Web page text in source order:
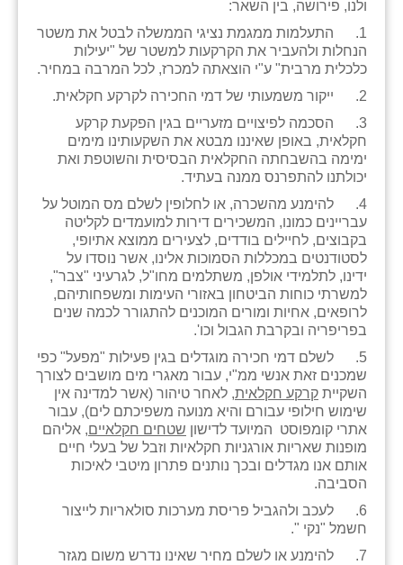
ולנו, פירושה, בין השאר:
1. התעלמות ממגמת נציגי הממשלה לבטל את משטר
הנחלות ולהעביר את הקרקעות למשטר של "יעילות
כלכלית מרבית" ע"י הוצאתה למכרז, לכל המרבה במחיר.
2. ייקור משמעותי של דמי החכירה לקרקע חקלאית.
3. הסכמה לפיצויים מזעריים בגין הפקעת קרקע
חקלאית, באופן שאיננו מבטא את השקעותינו מימים
ימימה בהשבחתה החקלאית הבסיסית והשוטפת ואת
יכולתנו להתפרנס ממנה בעתיד.
4. להימנע מהשכרה, או לחלופין לשלם מס המוטל על
עבריינים כמונו, המשכירים דירות למועמדים לקליטה
בקבוצים, לחיילים בודדים, לצעירים ממוצא אתיופי,
לסטודנטים במכללות הסמוכות אלינו, אשר נוסדו על
ידינו, לתלמידי אולפן, משתלמים מחו"ל, לגרעיני "צבר",
למשרתי כוחות הביטחון באזורי העימות ומשפחותיהם,
לרופאים, אחיות ומורים המוכנים להתגורר לכמה שנים
בפריפריה ובקרבת הגבול וכו'.
5. לשלם דמי חכירה מוגדלים בגין פעילות "מפעל" כפי
שמכנים זאת אנשי ממ"י, עבור מאגרי מים מושבים לצורך
השקיית קרקע חקלאית, לאחר טיהור (אשר למדינה אין
שימוש חילופי עבורם והיא מנועה משפיכתם לים), עבור
אתרי קומפוסט המיועד לדישון שטחים חקלאיים, אליהם
מופנות שאריות אורגניות חקלאיות וזבל של בעלי חיים
אותם אנו מגדלים ובכך נותנים פתרון מיטבי לאיכות
הסביבה.
6. לעכב ולהגביל פריסת מערכות סולאריות לייצור
חשמל "נקי ".
7. להימנע או לשלם מחיר שאינו נדרש משום מגזר